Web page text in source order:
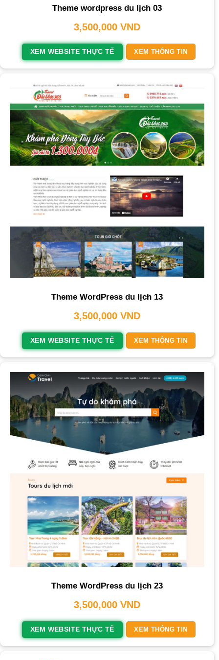
Theme wordpress du lịch 03
3,500,000 VND
XEM WEBSITE THỰC TẾ XEM THÔNG TIN
Theme WordPress du lịch 13
3,500,000 VND
XEM WEBSITE THỰC TẾ XEM THÔNG TIN
Theme WordPress du lịch 23
3,500,000 VND
XEM WEBSITE THỰC TẾ XEM THÔNG TIN